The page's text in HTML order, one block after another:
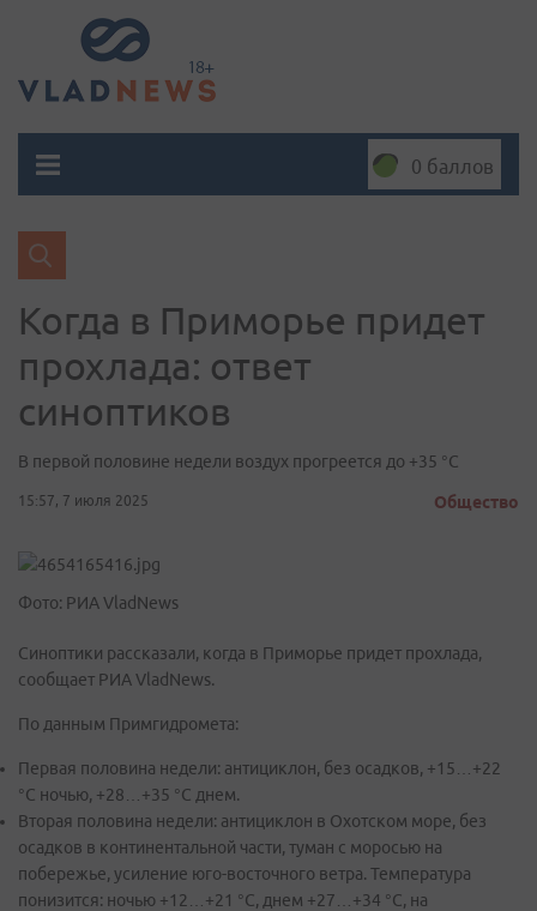
0 баллов
Когда в Приморье придет
прохлада: ответ
синоптиков
В первой половине недели воздух прогреется до +35 °С
15:57, 7 июля 2025 Общество
Фото: РИА VladNews
Синоптики рассказали, когда в Приморье придет прохлада,
сообщает РИА VladNews.
По данным Примгидромета:
Первая половина недели: антициклон, без осадков, +15…+22
°С ночью, +28…+35 °С днем.
Вторая половина недели: антициклон в Охотском море, без
осадков в континентальной части, туман с моросью на
побережье, усиление юго-восточного ветра. Температура
понизится: ночью +12…+21 °С, днем +27…+34 °С, на